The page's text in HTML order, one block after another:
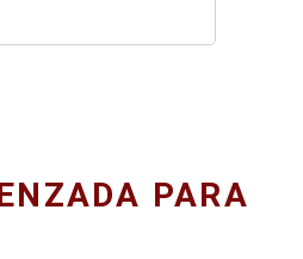
PARA